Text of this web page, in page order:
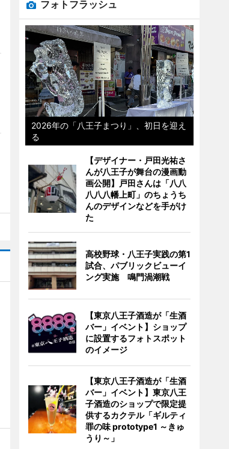
フォトフラッシュ
2026年の「八王子まつり」、初日を迎え
る
【デザイナー・戸田光祐さ
んが八王子が舞台の漫画動
画公開】戸田さんは「八八
八八八幡上町」のちょうち
んのデザインなどを手がけ
た
高校野球・八王子実践の第1
試合、パブリックビューイ
ング実施 鳴門渦潮戦
【東京八王子酒造が「生酒
バー」イベント】ショップ
に設置するフォトスポット
のイメージ
【東京八王子酒造が「生酒
バー」イベント】東京八王
子酒造のショップで限定提
供するカクテル「ギルティ
罪の味 prototype1 ～きゅ
うり～」